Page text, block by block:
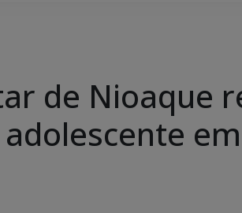
de Nioaque